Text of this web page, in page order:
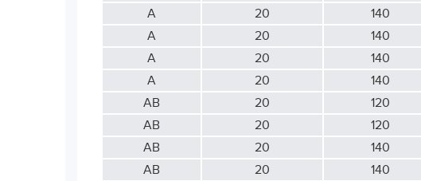
А
20 140
А
20 140
А
20 140
А
20 140
АВ
20 120
АВ
20 120
АВ
20 140
АВ
20 140